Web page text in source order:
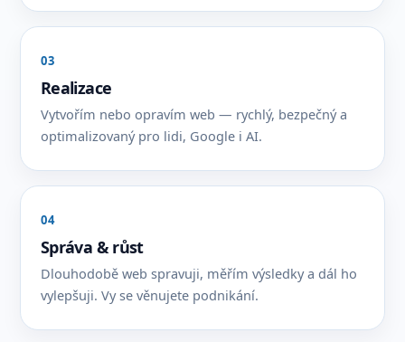
03
Realizace
Vytvořím nebo opravím web — rychlý, bezpečný a
optimalizovaný pro lidi, Google i AI.
04
Správa & růst
Dlouhodobě web spravuji, měřím výsledky a dál ho
vylepšuji. Vy se věnujete podnikání.